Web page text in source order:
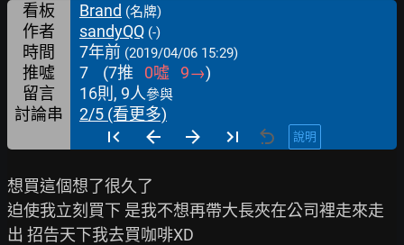
看板 Brand (名牌)
作者 sandyQQ (-)
時間 7年前 (2019/04/06 15:29)
推噓 7 (7推 0噓 9→)
留言
16則, 9人參與
討論串 2/5 (看更多)
說明
想買這個想了很久了
迫使我立刻買下 是我不想再帶大長夾在公司裡走來走
出 招告天下我去買咖啡XD